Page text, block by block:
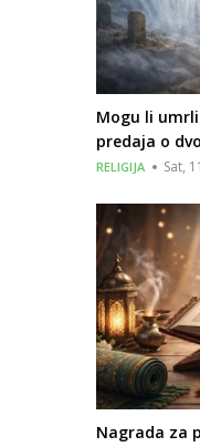
Mogu li umrli
predaja o
RELIGIJA Sat,
Nagrada za